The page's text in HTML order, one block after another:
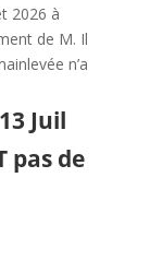
2026 à
de M. Il
n’a
Juil
pas de